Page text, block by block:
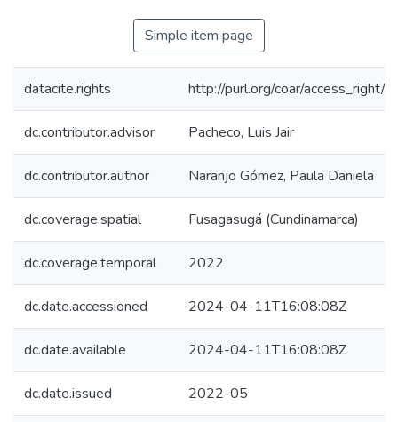
Simple item page
datacite.rights http://purl.org/coar/access_right/
dc.contributor.advisor Pacheco, Luis Jair
dc.contributor.author Naranjo Gómez, Paula Daniela
dc.coverage.spatial Fusagasugá (Cundinamarca)
dc.coverage.temporal 2022
dc.date.accessioned 2024-04-11T16:08:08Z
dc.date.available 2024-04-11T16:08:08Z
dc.date.issued 2022-05